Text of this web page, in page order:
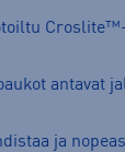
antavat
ja